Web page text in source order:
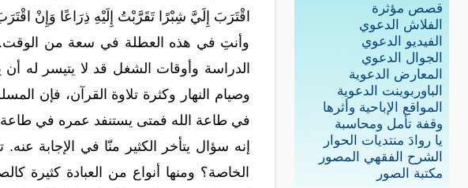
قصص مؤثرة
الفلاش الدعوي
الفيديو الدعوي
الجوال الدعوي
المعارض الدعوية
الباوربوينت الدعوية
المواقع الإباحية وأثرها
وقفة تأمل ومحاسبة
يا روادَ منتديات الحوار
الشرح الفقهي المصور
مكتبة الصور
اقْتَرَبَ إِلَيَّ شِبْرًا تَقَرَّبْتُ إِلَيْهِ ذِرَاعًا وَإِنْ
وأنتِ في هذه العطلة في سعة من الوقت.
الدراسة وأوقات الشغل قد لا يتيسر له أن
وصيام النهار وكثرة تلاوة القرآن، فإن
في طاعة الله فمتى يستنفد عمره في طاعة
الخاصة؟ ومنها أنواع من العبادة كثيرة